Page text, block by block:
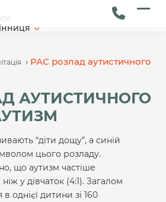
› РАС розлад аутистичного
АУТИСТИЧНОГО
“діти дощу”, а синій
цього розладу.
що аутизм частіше
у дівчаток (4:1). Загалом
однієї дитини зі 160